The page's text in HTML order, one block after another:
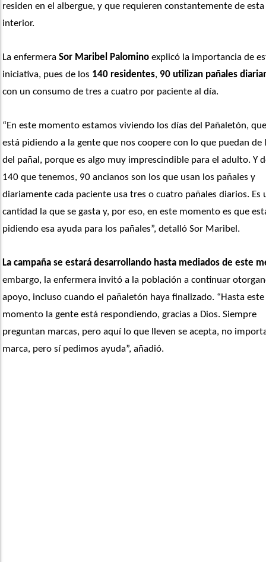
residen en el albergue, y que requieren constantemente de
interior.
La enfermera Sor Maribel Palomino explicó la importancia de
iniciativa, pues de los 140 residentes, 90 utilizan pañales
con un consumo de tres a cuatro por paciente al día.
“En este momento estamos viviendo los días del Pañaletón,
está pidiendo a la gente que nos coopere con lo que puedan de
del pañal, porque es algo muy imprescindible para el adulto. Y
140 que tenemos, 90 ancianos son los que usan los pañales y
diariamente cada paciente usa tres o cuatro pañales diarios. Es
cantidad la que se gasta y, por eso, en este momento es que
pidiendo esa ayuda para los pañales”, detalló Sor Maribel.
La campaña se estará desarrollando hasta mediados de este
embargo, la enfermera invitó a la población a continuar
apoyo, incluso cuando el pañaletón haya finalizado. “Hasta este
momento la gente está respondiendo, gracias a Dios. Siempre
preguntan marcas, pero aquí lo que lleven se acepta, no
marca, pero sí pedimos ayuda”, añadió.